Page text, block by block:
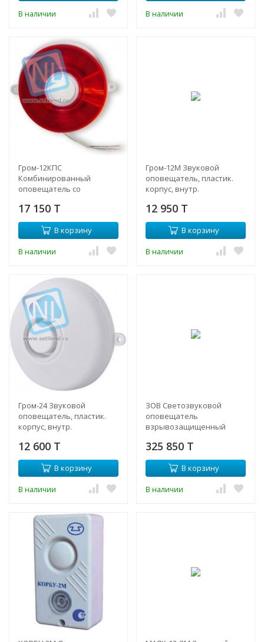
В наличии В наличии
Гром-12КПС
Комбинированный
оповещатель со
пластик. корпус, внутр.
исп., 9-13,8В
17 150 T
В корзину
В наличии
Гром-12М Звуковой
оповещатель, пластик.
корпус, внутр.
12 950 T
В корзину
В наличии
Гром-24 Звуковой
оповещатель, пластик.
корпус, внутр.
12 600 T
В корзину
В наличии
ЗОВ Светозвуковой
оповещатель
взрывозащищенный
325 850 T
В корзину
В наличии